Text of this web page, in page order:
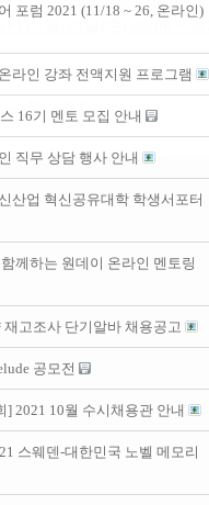
포럼 2021 (11/18 ~ 26, 온라인)
라인 강좌 전액지원 프로그램
16기 멘토 모집 안내
직무 상담 행사 안내
산업 혁신공유대학 학생서포터
께하는 원데이 온라인 멘토링
고조사 단기알바 채용공고
공모전
2021 10월 수시채용관 안내
스웨덴-대한민국 노벨 메모리